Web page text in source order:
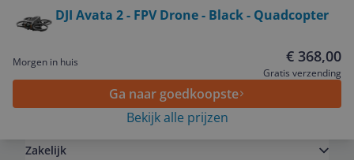
DJI Avata 2 - FPV Drone - Black - Quadcopter
Morgen in huis € 368,00
Gratis verzending
Ga naar goedkoopste
Bekijk alle prijzen
Zakelijk